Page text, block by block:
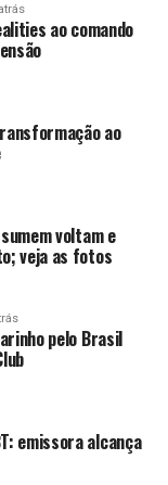
ao comando
ao
voltam e
veja as fotos
pelo Brasil
emissora alcança